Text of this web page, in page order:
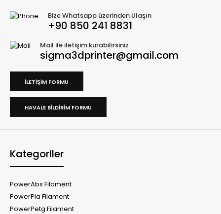
Bize Whatsapp üzerinden Ulaşın
+90 850 241 8831
Mail ile iletişim kurabilirsiniz
sigma3dprinter@gmail.com
İLETIŞIM FORMU
HAVALE BILDIRIM FORMU
KategorIler
PowerAbs Filament
PowerPla Filament
PowerPetg Filament